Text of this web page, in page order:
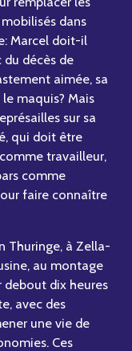
dans
Marcel doit-il
décès de
aimée, sa
le maquis? Mais
sur sa
qui doit être
travailleur,
comme
faire connaître
Thuringe, à Zella-
au montage
dix heures
avec des
une vie de
Ces